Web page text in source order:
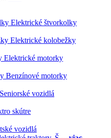
Elektrické štvorkolky
Elektrické kolobežky
Elektrické motorky
Benzínové motorky
Seniorské vozidlá
skútre
vozidlá